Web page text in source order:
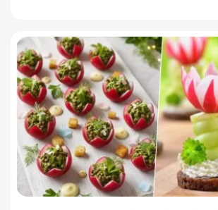
طرز تهیه پش ملبا (پیچ ملبا)؛ دسر کلاسیک هلو و بستنی
13 مرداد 1405
طرز تهیه حلوای بحرینی؛ دسر سنتی خاورمیانه‌ای
13 مرداد 1405